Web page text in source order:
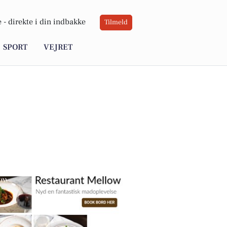
- direkte i din indbakke Tilmeld
SPORT VEJRET